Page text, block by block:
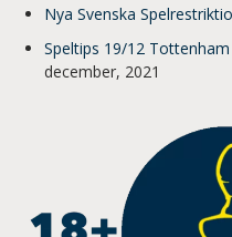
Nya Svenska
Speltips 19/12
december, 2021